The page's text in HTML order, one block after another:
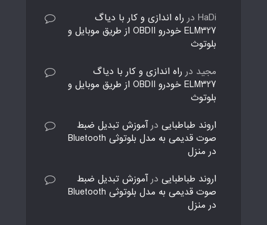
HaDi در راه اندازی و کار با دیاگ
ELM327 خودرو OBDII از طریق موبایل و
بلوتوث
مجید در راه اندازی و کار با دیاگ
ELM327 خودرو OBDII از طریق موبایل و
بلوتوث
اروند طباطبایی در آموزش تبدیل ضبط
صوت قدیمی به مدل بلوتوثی Bluetooth
در منزل
اروند طباطبایی در آموزش تبدیل ضبط
صوت قدیمی به مدل بلوتوثی Bluetooth
در منزل